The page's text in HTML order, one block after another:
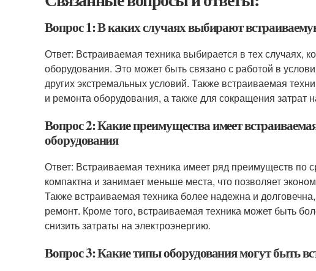
Вопрос 1: В каких случаях выбирают
Ответ: Встраиваемая техника выбирается в тех случаях,
оборудования. Это может быть связано с работой в
других экстремальных условий. Также встраиваемая
и ремонта оборудования, а также для сокращения затрат
Вопрос 2: Какие преимущества имеет
оборудования
Ответ: Встраиваемая техника имеет ряд преимуществ
компактна и занимает меньше места, что позволяет
Также встраиваемая техника более надежна и
ремонт. Кроме того, встраиваемая техника может быть
снизить затраты на электроэнергию.
Вопрос 3: Какие типы оборудования могут быть